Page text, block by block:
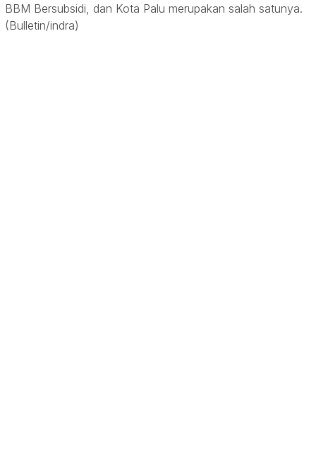
BBM Bersubsidi, dan Kota Palu merupakan salah satunya.
(Bulletin/indra)